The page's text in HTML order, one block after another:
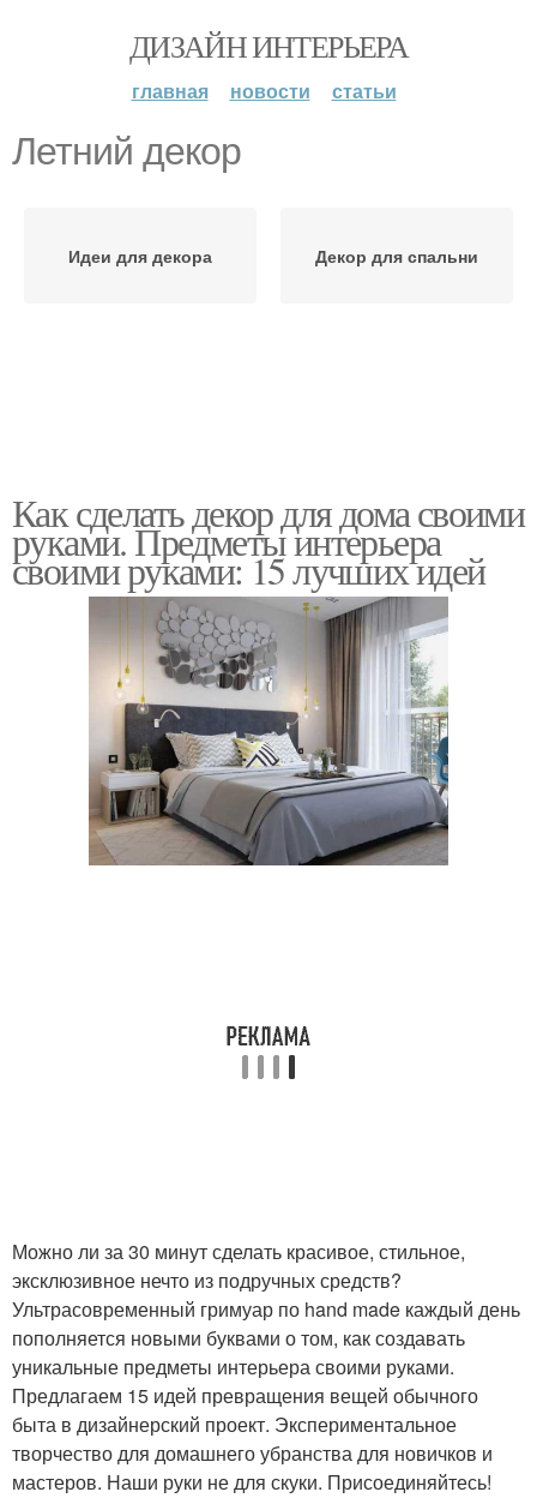
ДИЗАЙН ИНТЕРЬЕРА
главная новости статьи
Летний декор
Идеи для декора Декор для спальни
Как сделать декор для дома своими
руками. Предметы интерьера
своими руками: 15 лучших идей
Можно ли за 30 минут сделать красивое, стильное,
эксклюзивное нечто из подручных средств?
Ультрасовременный гримуар по hand made каждый день
пополняется новыми буквами о том, как создавать
уникальные предметы интерьера своими руками.
Предлагаем 15 идей превращения вещей обычного
быта в дизайнерский проект. Экспериментальное
творчество для домашнего убранства для новичков и
мастеров. Наши руки не для скуки. Присоединяйтесь!